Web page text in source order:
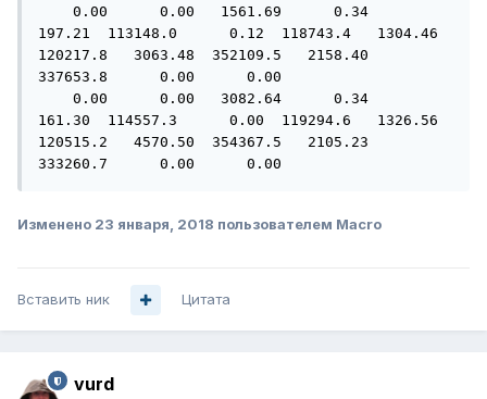
197.21  113148.0      0.12  118743.4   1304.46
120217.8   3063.48  352109.5   2158.40
337653.8      0.00      0.00
161.30  114557.3      0.00  119294.6   1326.56
120515.2   4570.50  354367.5   2105.23
333260.7      0.00      0.00
Изменено 23 января, 2018 пользователем Macro
Вставить ник Цитата
vurd